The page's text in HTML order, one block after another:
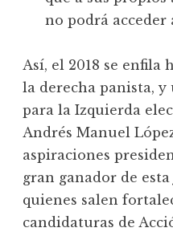
no podrá acceder
Así, el 2018 se enfila
la derecha panista,
para la Izquierda
Andrés Manuel
aspiraciones
gran ganador de
quienes salen
candidaturas de